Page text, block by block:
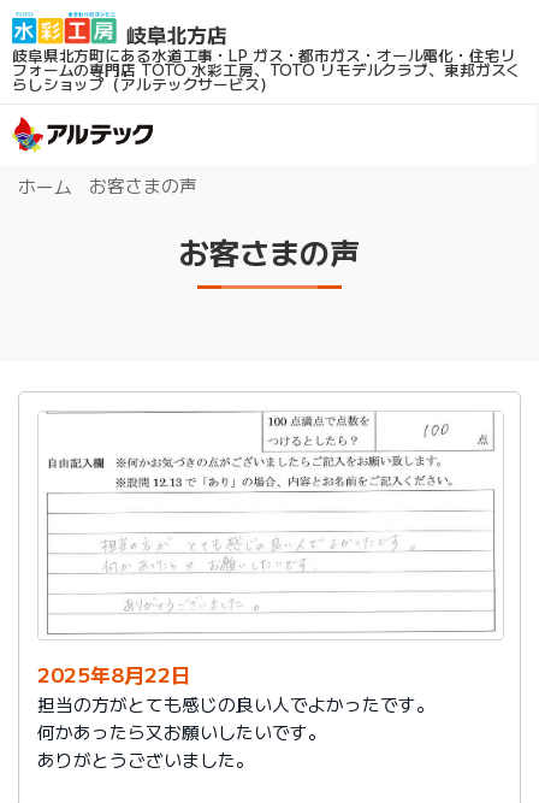
岐阜県北方町にある水道工事・LP ガス・都市ガス・オール電化・住宅リ
フォームの専門店TOTO 水彩工房、TOTO リモデルクラブ、東邦ガスく
らしショップ（アルテックサービス）
ホーム お客さまの声
お客さまの声
2025年8月22日
担当の方がとても感じの良い人でよかったです。
何かあったら又お願いしたいです。
ありがとうございました。